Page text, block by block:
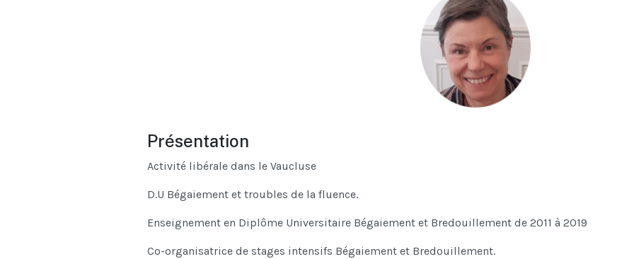
Présentation
Activité libérale dans le Vaucluse
D.U Bégaiement et troubles de la fluence.
Enseignement en Diplôme Universitaire Bégaiement et Bredouillement de 2011 à 2019
Co-organisatrice de stages intensifs Bégaiement et Bredouillement.